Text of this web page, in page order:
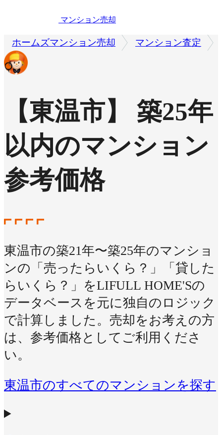
マンション売却
ホームズマンション売却 マンション査定
【東温市】 築25年
以内のマンション
参考価格
東温市の築21年〜築25年のマンショ
ンの「売ったらいくら？」「貸した
らいくら？」をLIFULL HOME'Sの
データベースを元に独自のロジック
で計算しました。売却をお考えの方
は、参考価格としてご利用くださ
い。
東温市のすべてのマンションを探す